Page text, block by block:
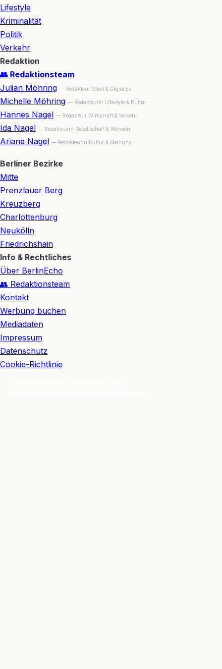
Lifestyle
Kriminalität
Politik
Verkehr
Redaktion
👥 Redaktionsteam
Julian Möhring — Redakteur Sport & Digitales
Michelle Möhring — Redakteurin Lifestyle & Kultur
Hannes Nagel — Redakteur Wirtschaft & Verkehr
Ida Nagel — Redakteurin Gesellschaft & Wohnen
Ariane Nagel — Redakteurin Kultur & Meinung
Berliner Bezirke
Mitte
Prenzlauer Berg
Kreuzberg
Charlottenburg
Neukölln
Friedrichshain
Info & Rechtliches
Über BerlinEcho
👥 Redaktionsteam
Kontakt
Werbung buchen
Mediadaten
Impressum
Datenschutz
Cookie-Richtlinie